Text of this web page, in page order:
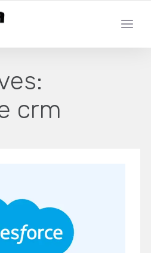
crm